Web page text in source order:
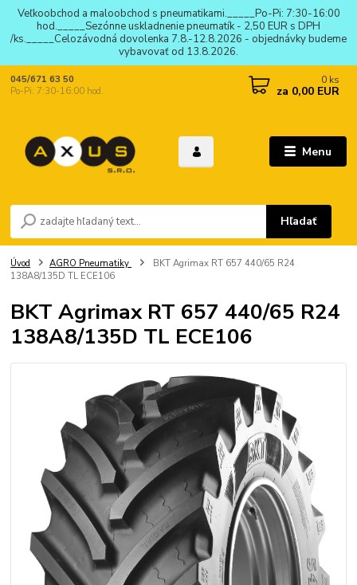
Veľkoobchod a maloobchod s pneumatikami._____Po-Pi: 7:30-16:00
hod._____Sezónne uskladnenie pneumatík - 2,50 EUR s DPH
/ks._____Celozávodná dovolenka 7.8.-12.8.2026 - objednávky budeme
vybavovať od 13.8.2026.
Menu
Hľadať
045/671 63 50
Po-Pi: 7:30-16:00 hod.
0 ks
za 0,00 EUR
Úvod AGRO Pneumatiky
BKT Agrimax RT 657 440/65 R24
138A8/135D TL ECE106
BKT Agrimax RT 657 440/65 R24
138A8/135D TL ECE106